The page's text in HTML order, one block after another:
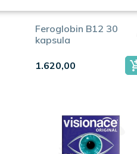
Feroglobin B12 30
kapsula
1.620,00